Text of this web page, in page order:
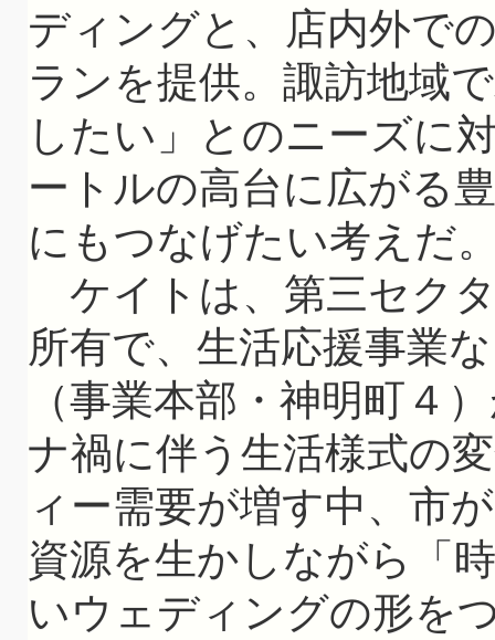
ディングと、店内外で
ランを提供。諏訪地域
したい」とのニーズに
ートルの高台に広がる
にもつなげたい考えだ
ケイトは、第三セク
所有で、生活応援事業
（事業本部・神明町４
ナ禍に伴う生活様式の
ィー需要が増す中、市
資源を生かしながら「
いウェディングの形を